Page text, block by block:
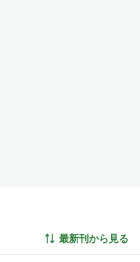
最新刊から見る